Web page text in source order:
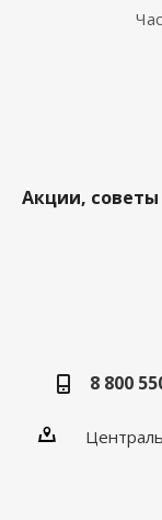
Акции, советы
8 800